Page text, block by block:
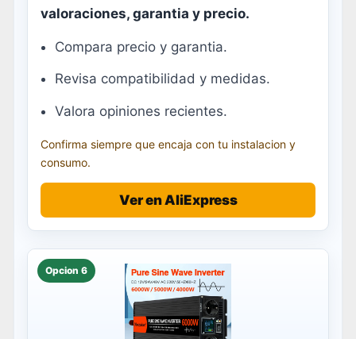
valoraciones, garantia y precio.
Compara precio y garantia.
Revisa compatibilidad y medidas.
Valora opiniones recientes.
Confirma siempre que encaja con tu instalacion y
consumo.
Ver en AliExpress
Opcion 6